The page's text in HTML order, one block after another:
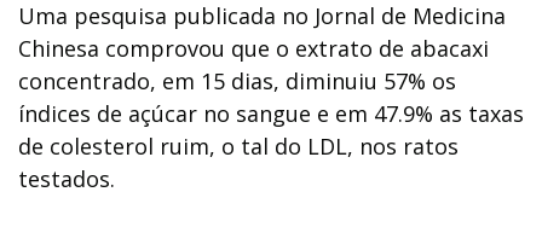
Uma pesquisa publicada no Jornal de Medicina
Chinesa comprovou que o extrato de abacaxi
concentrado, em 15 dias, diminuiu 57% os
índices de açúcar no sangue e em 47.9% as taxas
de colesterol ruim, o tal do LDL, nos ratos
testados.